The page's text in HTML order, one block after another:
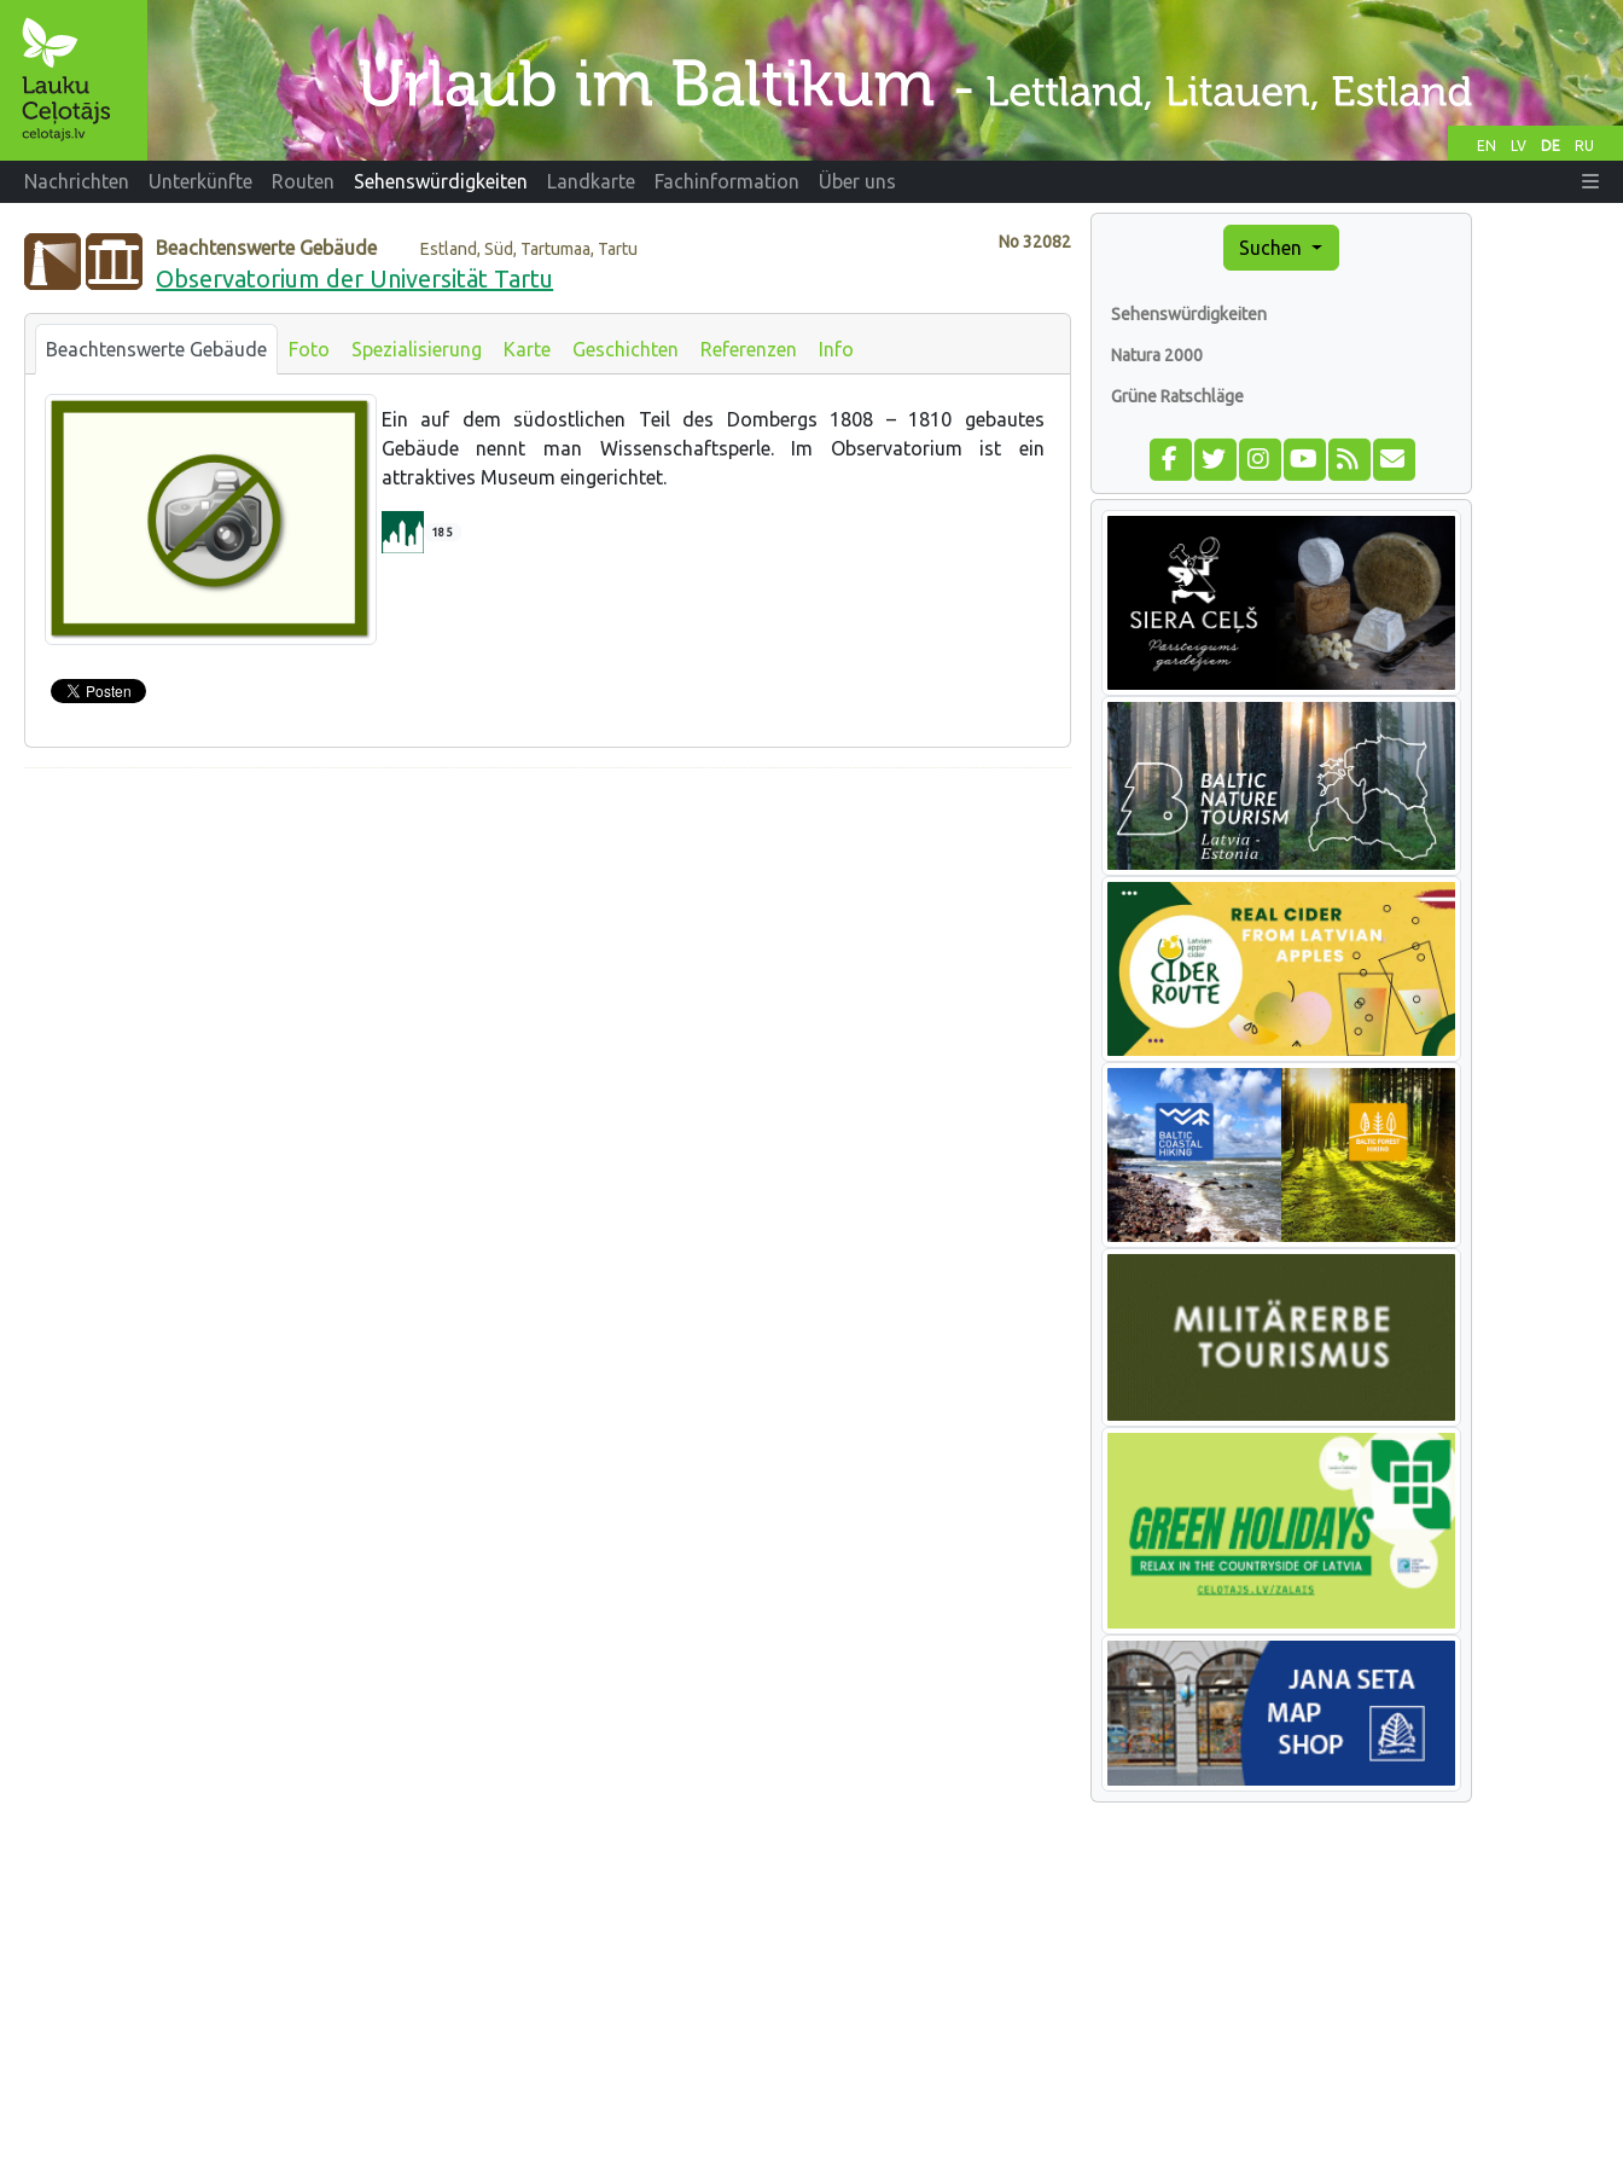
EN LV DE RU
Nachrichten Unterkünfte Routen Sehenswürdigkeiten Landkarte Fachinformation Über uns
No32082
Beachtenswerte Gebäude Estland, Süd, Tartumaa, Tartu
Observatorium der Universität Tartu
Beachtenswerte Gebäude Foto Spezialisierung Karte Geschichten Referenzen Info
Ein auf dem südostlichen Teil des Dombergs 1808 – 1810 gebautes
Gebäude nennt man Wissenschaftsperle. Im Observatorium ist ein
attraktives Museum eingerichtet.
185
Suchen
Sehenswürdigkeiten
Natura 2000
Grüne Ratschläge